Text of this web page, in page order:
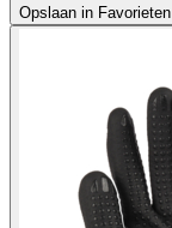
Opslaan in Favorieten